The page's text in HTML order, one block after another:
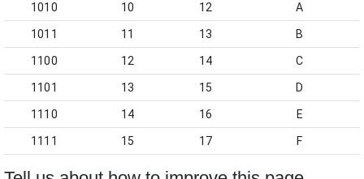
1010 10 12 A
1011 11 13 B
1100 12 14 C
1101 13 15 D
1110 14 16 E
1111 15 17 F